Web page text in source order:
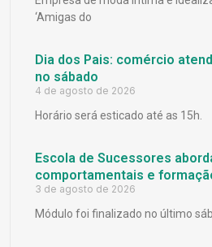
‘Amigas do
Dia dos Pais: comércio
no sábado
4 de agosto de 2026
Horário será esticado até as 15h.
Escola de Sucessores
comportamentais e
3 de agosto de 2026
Módulo foi finalizado no último